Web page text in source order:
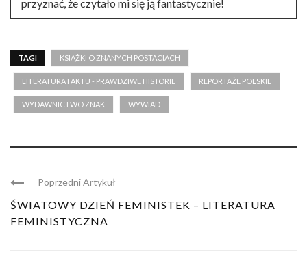
przyznać, że czytało mi się ją fantastycznie!
TAGI KSIĄŻKI O ZNANYCH POSTACIACH
LITERATURA FAKTU - PRAWDZIWE HISTORIE REPORTAŻE POLSKIE
WYDAWNICTWO ZNAK WYWIAD
Poprzedni Artykuł
ŚWIATOWY DZIEŃ FEMINISTEK – LITERATURA
FEMINISTYCZNA